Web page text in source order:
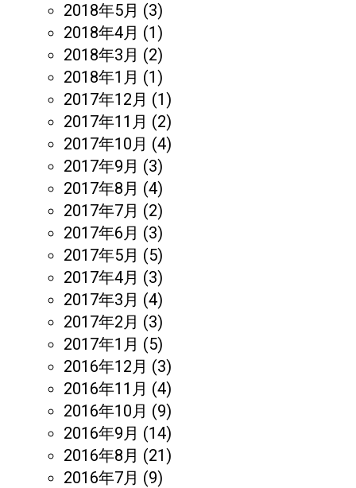
2018年5月 (3)
2018年4月 (1)
2018年3月 (2)
2018年1月 (1)
2017年12月 (1)
2017年11月 (2)
2017年10月 (4)
2017年9月 (3)
2017年8月 (4)
2017年7月 (2)
2017年6月 (3)
2017年5月 (5)
2017年4月 (3)
2017年3月 (4)
2017年2月 (3)
2017年1月 (5)
2016年12月 (3)
2016年11月 (4)
2016年10月 (9)
2016年9月 (14)
2016年8月 (21)
2016年7月 (9)